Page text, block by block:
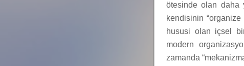
ötesinde olan daha
kendisinin
hususi olan içsel
modern
zamanda